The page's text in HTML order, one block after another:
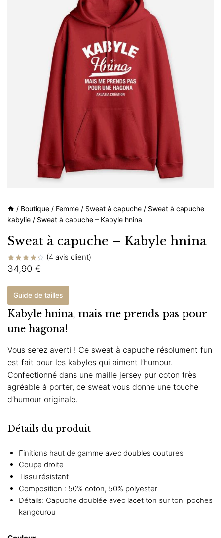
/ Boutique / Femme / Sweat à capuche / Sweat à capuche
kabylie / Sweat à capuche – Kabyle hnina
Sweat à capuche – Kabyle hnina
Noté
4.25
sur
4
notations
client
(4 avis client)
34,90 €
Guide de tailles
Kabyle hnina, mais me prends pas pour
une hagona!
Vous serez averti ! Ce sweat à capuche résolument fun
est fait pour les kabyles qui aiment l’humour.
Confectionné dans une maille jersey pur coton très
agréable à porter, ce sweat vous donne une touche
d’humour originale.
Détails du produit
Finitions haut de gamme avec doubles coutures
Coupe droite
Tissu résistant
Composition : 50% coton, 50% polyester
Détails: Capuche doublée avec lacet ton sur ton, poches
kangourou